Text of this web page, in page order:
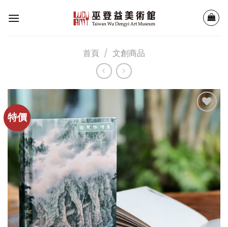
首頁 / 文創商品
特價
加入
「願
望清
單」